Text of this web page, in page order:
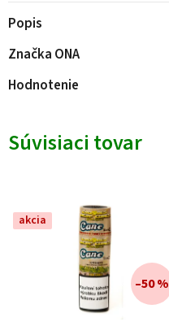
Popis
Značka ONA
Hodnotenie
Súvisiaci tovar
akcia
–50 %